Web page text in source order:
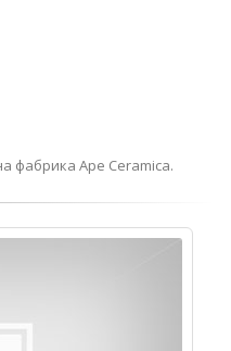
фабрика Ape Ceramica.